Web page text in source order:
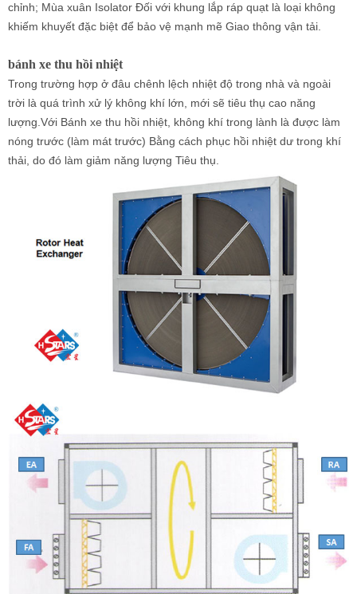
chỉnh; Mùa xuân Isolator Đối với khung lắp ráp quạt là loại không
khiếm khuyết đặc biệt để bảo vệ mạnh mẽ Giao thông vận tải.
bánh xe thu hồi nhiệt
Trong trường hợp ở đâu chênh lệch nhiệt độ trong nhà và ngoài
trời là quá trình xử lý không khí lớn, mới sẽ tiêu thụ cao năng
lượng.Với Bánh xe thu hồi nhiệt, không khí trong lành là được làm
nóng trước (làm mát trước) Bằng cách phục hồi nhiệt dư trong khí
thải, do đó làm giảm năng lượng Tiêu thụ.